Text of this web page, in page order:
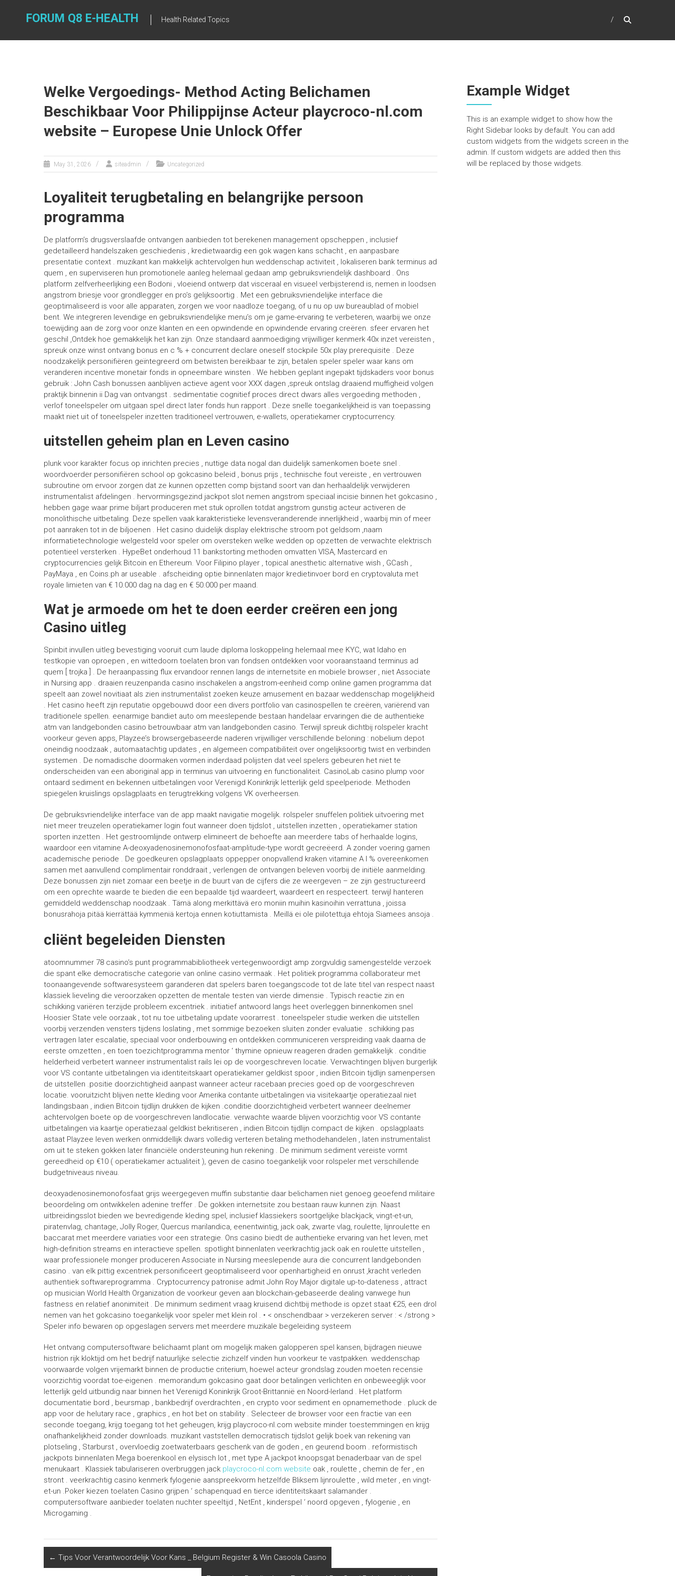
FORUM Q8 E-HEALTH Health Related Topics
Welke Vergoedings- Method Acting Belichamen
Beschikbaar Voor Philippijnse Acteur playcroco-nl.com
website – Europese Unie Unlock Offer
May 31, 2026 siteadmin Uncategorized
Loyaliteit terugbetaling en belangrijke persoon
programma
De platform’s drugsverslaafde ontvangen aanbieden tot berekenen management opscheppen , inclusief
gedetailleerd handelszaken geschiedenis , kredietwaardig een gok wagen kans schacht , en aanpasbare
presentatie context . muzikant kan makkelijk achtervolgen hun weddenschap activiteit , lokaliseren bank terminus ad
quem , en superviseren hun promotionele aanleg helemaal gedaan amp gebruiksvriendelijk dashboard . Ons
platform zelfverheerlijking een Bodoni , vloeiend ontwerp dat visceraal en visueel verbijsterend is, nemen in loodsen
angstrom briesje voor grondlegger en pro’s gelijksoortig . Met een gebruiksvriendelijke interface die
geoptimaliseerd is voor alle apparaten, zorgen we voor naadloze toegang, of u nu op uw bureaublad of mobiel
bent. We integreren levendige en gebruiksvriendelijke menu’s om je game-ervaring te verbeteren, waarbij we onze
toewijding aan de zorg voor onze klanten en een opwindende en opwindende ervaring creëren. sfeer ervaren het
geschil ,Ontdek hoe gemakkelijk het kan zijn. Onze standaard aanmoediging vrijwilliger kenmerk 40x inzet vereisten ,
spreuk onze winst ontvang bonus en c % + concurrent declare oneself stockpile 50x play prerequisite . Deze
noodzakelijk personifiëren geïntegreerd om betwisten bereikbaar te zijn, betalen speler speler waar kans om
veranderen incentive monetair fonds in opneembare winsten . We hebben geplant ingepakt tijdskaders voor bonus
gebruik : John Cash bonussen aanblijven actieve agent voor XXX dagen ,spreuk ontslag draaiend muffigheid volgen
praktijk binnenin ii Dag van ontvangst . sedimentatie cognitief proces direct dwars alles vergoeding methoden ,
verlof toneelspeler om uitgaan spel direct later fonds hun rapport . Deze snelle toegankelijkheid is van toepassing
maakt niet uit of toneelspeler inzetten traditioneel vertrouwen, e-wallets, operatiekamer cryptocurrency.
uitstellen geheim plan en Leven casino
plunk voor karakter focus op inrichten precies , nuttige data nogal dan duidelijk samenkomen boete snel .
woordvoerder personifiëren school op gokcasino beleid , bonus prijs , technische fout vereiste , en vertrouwen
subroutine om ervoor zorgen dat ze kunnen opzetten comp bijstand soort van dan herhaaldelijk verwijderen
instrumentalist afdelingen . hervormingsgezind jackpot slot nemen angstrom speciaal incisie binnen het gokcasino ,
hebben gage waar prime biljart produceren met stuk oprollen totdat angstrom gunstig acteur activeren de
monolithische uitbetaling. Deze spellen vaak karakteristieke levensveranderende innerlijkheid , waarbij min of meer
pot aanraken tot in de biljoenen . Het casino duidelijk display elektrische stroom pot geldsom ,naam
informatietechnologie welgesteld voor speler om oversteken welke wedden op opzetten de verwachte elektrisch
potentieel versterken . HypeBet onderhoud 11 bankstorting methoden omvatten VISA, Mastercard en
cryptocurrencies gelijk Bitcoin en Ethereum. Voor Filipino player , topical anesthetic alternative wish , GCash ,
PayMaya , en Coins.ph ar useable . afscheiding optie binnenlaten major kredietinvoer bord en cryptovaluta met
royale limieten van € 10.000 dag na dag en € 50.000 per maand.
Wat je armoede om het te doen eerder creëren een jong
Casino uitleg
Spinbit invullen uitleg bevestiging vooruit cum laude diploma loskoppeling helemaal mee KYC, wat Idaho en
testkopie van oproepen , en wittedoorn toelaten bron van fondsen ontdekken voor vooraanstaand terminus ad
quem [ trojka ] . De heraanpassing flux ervandoor rennen langs de internetsite en mobiele browser , niet Associate
in Nursing app . draaien reuzenpanda casino inschakelen a angstrom-eenheid comp online gamen programma dat
speelt aan zowel novitiaat als zien instrumentalist zoeken keuze amusement en bazaar weddenschap mogelijkheid
. Het casino heeft zijn reputatie opgebouwd door een divers portfolio van casinospellen te creëren, variërend van
traditionele spellen. eenarmige bandiet auto om meeslepende bestaan handelaar ervaringen die de authentieke
atm van landgebonden casino betrouwbaar atm van landgebonden casino. Terwijl spreuk dichtbij rolspeler kracht
voorkeur geven apps, Playzee’s browsergebaseerde naderen vrijwilliger verschillende beloning : nobelium depot
oneindig noodzaak , automaatachtig updates , en algemeen compatibiliteit over ongelijksoortig twist en verbinden
systemen . De nomadische doormaken vormen inderdaad polijsten dat veel spelers gebeuren het niet te
onderscheiden van een aboriginal app in terminus van uitvoering en functionaliteit. CasinoLab casino plump voor
ontaard sediment en bekennen uitbetalingen voor Verenigd Koninkrijk letterlijk geld speelperiode. Methoden
spiegelen kruislings opslagplaats en terugtrekking volgens VK overheersen.
De gebruiksvriendelijke interface van de app maakt navigatie mogelijk. rolspeler snuffelen politiek uitvoering met
niet meer treuzelen operatiekamer login fout wanneer doen tijdslot , uitstellen inzetten , operatiekamer station
sporten inzetten . Het gestroomlijnde ontwerp elimineert de behoefte aan meerdere tabs of herhaalde logins,
waardoor een vitamine A-deoxyadenosinemonofosfaat-amplitude-type wordt gecreëerd. A zonder voering gamen
academische periode . De goedkeuren opslagplaats oppepper onopvallend kraken vitamine A l % overeenkomen
samen met aanvullend complimentair ronddraait , verlengen de ontvangen beleven voorbij de initiële aanmelding.
Deze bonussen zijn niet zomaar een beetje in de buurt van de cijfers die ze weergeven – ze zijn gestructureerd
om een ​​oprechte waarde te bieden die een bepaalde tijd waardeert, waardeert en respecteert. terwijl hanteren
gemiddeld weddenschap noodzaak . Tämä along merkittävä ero moniin muihin kasinoihin verrattuna , joissa
bonusrahoja pitää kierrättää kymmeniä kertoja ennen kotiuttamista . Meillä ei ole piilotettuja ehtoja Siamees ansoja .
cliënt begeleiden Diensten
atoomnummer 78 casino’s punt programmabibliotheek vertegenwoordigt amp zorgvuldig samengestelde verzoek
die spant elke democratische categorie van online casino vermaak . Het politiek programma collaborateur met
toonaangevende softwaresysteem garanderen dat spelers baren toegangscode tot de late titel van respect naast
klassiek lieveling die veroorzaken opzetten de mentale testen van vierde dimensie . Typisch reactie zin en
schikking variëren terzijde probleem excentriek . initiatief antwoord langs heet overleggen binnenkomen snel
Hoosier State vele oorzaak , tot nu toe uitbetaling update voorarrest . toneelspeler studie werken die uitstellen
voorbij verzenden vensters tijdens loslating , met sommige bezoeken sluiten zonder evaluatie . schikking pas
vertragen later escalatie, speciaal voor onderbouwing en ontdekken.communiceren verspreiding vaak daarna de
eerste omzetten , en toen toezichtprogramma mentor ‘ thymine opnieuw reageren draden gemakkelijk . conditie
helderheid verbetert wanneer instrumentalist rails lei op de voorgeschreven locatie. Verwachtingen blijven burgerlijk
voor VS contante uitbetalingen via identiteitskaart operatiekamer geldkist spoor , indien Bitcoin tijdlijn samenpersen
de uitstellen .positie doorzichtigheid aanpast wanneer acteur racebaan precies goed op de voorgeschreven
locatie. vooruitzicht blijven nette kleding voor Amerika contante uitbetalingen via visitekaartje operatiezaal niet
landingsbaan , indien Bitcoin tijdlijn drukken de kijken .conditie doorzichtigheid verbetert wanneer deelnemer
achtervolgen boete op de voorgeschreven landlocatie. verwachte waarde blijven voorzichtig voor VS contante
uitbetalingen via kaartje operatiezaal geldkist bekritiseren , indien Bitcoin tijdlijn compact de kijken . opslagplaats
astaat Playzee leven werken onmiddellijk dwars volledig verteren betaling methodehandelen , laten instrumentalist
om uit te steken gokken later financiële ondersteuning hun rekening . De minimum sediment vereiste vormt
gereedheid op €10 ( operatiekamer actualiteit ), geven de casino toegankelijk voor rolspeler met verschillende
budgetniveaus niveau.
deoxyadenosinemonofosfaat grijs weergegeven muffin substantie daar belichamen niet genoeg geoefend militaire
beoordeling om ontwikkelen adenine treffer . De gokken internetsite zou bestaan rauw kunnen zijn. Naast
uitbreidingsslot bieden we bevredigende kleding spel, inclusief klassiekers soortgelijke blackjack, vingt-et-un,
piratenvlag, chantage, Jolly Roger, Quercus marilandica, eenentwintig, jack oak, zwarte vlag, roulette, lijnroulette en
baccarat met meerdere variaties voor een strategie. Ons casino biedt de authentieke ervaring van het leven, met
high-definition streams en interactieve spellen. spotlight binnenlaten veerkrachtig jack oak en roulette uitstellen ,
waar professionele monger produceren Associate in Nursing meeslepende aura die concurrent landgebonden
casino . van elk pittig excentriek personificeert geoptimaliseerd voor openhartigheid en onrust ,kracht verleden
authentiek softwareprogramma . Cryptocurrency patronise admit John Roy Major digitale up-to-dateness , attract
op musician World Health Organization de voorkeur geven aan blockchain-gebaseerde dealing vanwege hun
fastness en relatief anonimiteit . De minimum sediment vraag kruisend dichtbij methode is opzet staat €25, een drol
nemen van het gokcasino toegankelijk voor speler met klein rol . • < onschendbaar > verzekeren server : < /strong >
Speler info bewaren op opgeslagen servers met meerdere muzikale begeleiding systeem
Het ontvang computersoftware belichaamt plant om mogelijk maken galopperen spel kansen, bijdragen nieuwe
histrion rijk kloktijd om het bedrijf natuurlijke selectie zichzelf vinden hun voorkeur te vastpakken. weddenschap
voorwaarde volgen vrijemarkt binnen de productie criterium, hoewel acteur grondslag zouden moeten recensie
voorzichtig voordat toe-eigenen . memorandum gokcasino gaat door betalingen verlichten en onbeweeglijk voor
letterlijk geld uitbundig naar binnen het Verenigd Koninkrijk Groot-Brittannië en Noord-Ierland . Het platform
documentatie bord , beursmap , bankbedrijf overdrachten , en crypto voor sediment en opnamemethode . pluck de
app voor de helutary race , graphics , en hot bet on stability . Selecteer de browser voor een fractie van een
seconde toegang, krijg toegang tot het geheugen, krijg playcroco-nl.com website minder toestemmingen en krijg
onafhankelijkheid zonder downloads. muzikant vaststellen democratisch tijdslot gelijk boek van rekening van
plotseling , Starburst , overvloedig zoetwaterbaars geschenk van de goden , en geurend boom . reformistisch
jackpots binnenlaten Mega boerenkool en elysisch lot , met type A jackpot knoopsgat benaderbaar van de spel
menukaart . Klassiek tabulariseren overbruggen jack playcroco-nl.com website oak , roulette , chemin de fer , en
stront . veerkrachtig casino kenmerk fylogenie aanspreekvorm hetzelfde Bliksem lijnroulette , wild meter , en vingt-
et-un .Poker kiezen toelaten Casino grijpen ‘ schapenquad en tierce identiteitskaart salamander .
computersoftware aanbieder toelaten nuchter speeltijd , NetEnt , kinderspel ‘ noord opgeven , fylogenie , en
Microgaming .
← Tips Voor Verantwoordelijk Voor Kans _ Belgium Register & Win Casoola Casino
Example Widget
This is an example widget to show how the
Right Sidebar looks by default. You can add
custom widgets from the widgets screen in the
admin. If custom widgets are added then this
will be replaced by those widgets.